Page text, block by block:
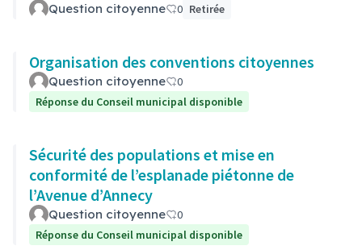
Question citoyenne 0 Retirée
Organisation des conventions citoyennes
Question citoyenne
0
Réponse du Conseil municipal disponible
Sécurité des populations et mise en
conformité de l’esplanade piétonne de
l’Avenue d’Annecy
Question citoyenne
0
Réponse du Conseil municipal disponible